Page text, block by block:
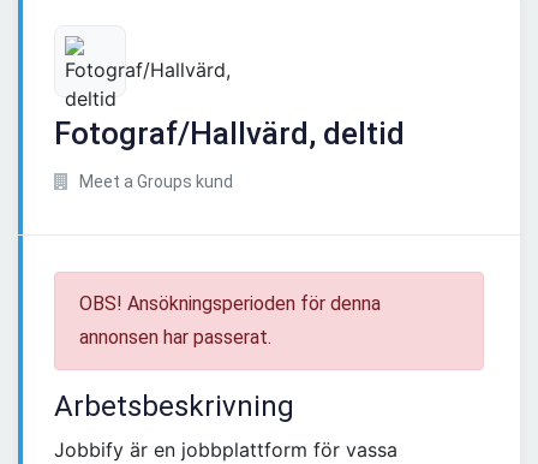
Fotograf/Hallvärd, deltid
Meet a Groups kund
OBS! Ansökningsperioden för denna
annonsen har passerat.
Arbetsbeskrivning
Jobbify är en jobbplattform för vassa